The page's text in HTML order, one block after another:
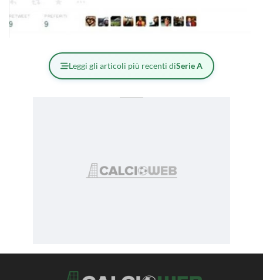
Leggi gli articoli più recenti diSerie A